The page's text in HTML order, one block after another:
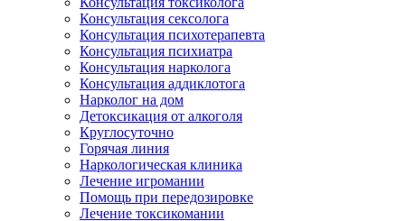
Консультация сексолога
Консультация психотерапевта
Консультация психиатра
Консультация нарколога
Консультация аддиклотога
Нарколог на дом
Детоксикация от алкоголя
Круглосуточно
Горячая линия
Наркологическая клиника
Лечение игромании
Помощь при передозировке
Лечение токсикомании